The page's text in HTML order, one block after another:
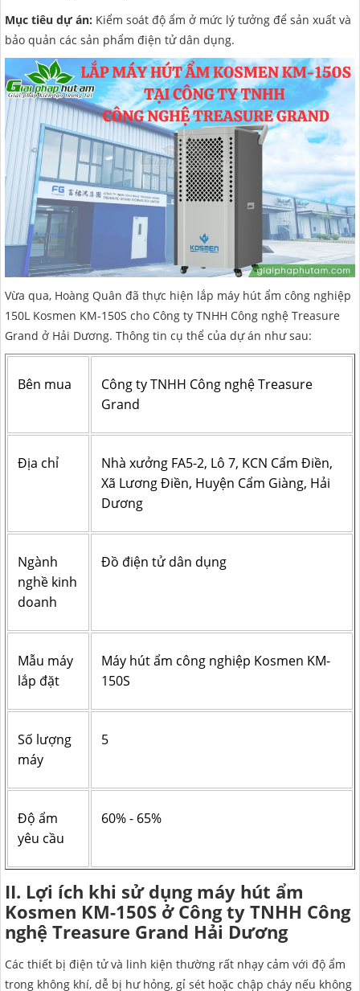
ĐỒNG THÁP
KIÊN GIANG
LÂM ĐỒNG
TUYÊN QUANG
VĨNH PHÚC
HẢI DƯƠNG
NGHỆ AN
HẢI PHÒNG
Mục tiêu dự án: Kiểm soát độ ẩm ở mức lý tưởng để sản xuất và
bảo quản các sản phẩm điện tử dân dụng.
Vừa qua, Hoàng Quân đã thực hiện lắp máy hút ẩm công nghiệp
150L Kosmen KM-150S cho Công ty TNHH Công nghệ Treasure
Grand ở Hải Dương. Thông tin cụ thể của dự án như sau:
Bên mua
Công ty TNHH Công nghệ Treasure
Grand
Địa chỉ
Nhà xưởng FA5-2, Lô 7, KCN Cẩm Điền,
Xã Lương Điền, Huyện Cẩm Giàng, Hải
Dương
Ngành
nghề kinh
doanh
Đồ điện tử dân dụng
Mẫu máy
lắp đặt
Máy hút ẩm công nghiệp Kosmen KM-
150S
Số lượng
máy
5
Độ ẩm
yêu cầu
60% - 65%
II. Lợi ích khi sử dụng máy hút ẩm
Kosmen KM-150S ở Công ty TNHH Công
nghệ Treasure Grand Hải Dương
Các thiết bị điện tử và linh kiện thường rất nhạy cảm với độ ẩm
trong không khí, dễ bị hư hỏng, gỉ sét hoặc chập cháy nếu không